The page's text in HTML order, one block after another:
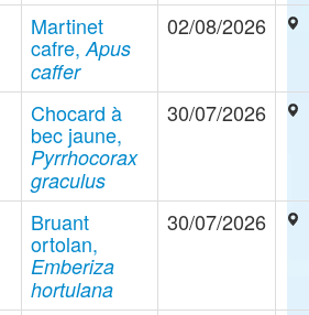
Martinet
cafre,Apus
caffer
02/08/2026
Chocard à
bec jaune,
Pyrrhocorax
graculus
30/07/2026
Bruant
ortolan,
Emberiza
hortulana
30/07/2026